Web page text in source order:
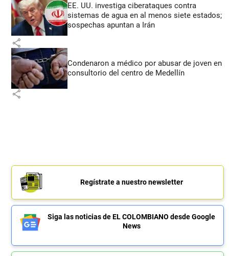
EE. UU. investiga ciberataques contra
sistemas de agua en al menos siete estados;
sospechas apuntan a Irán
share
Condenaron a médico por abusar de joven en
consultorio del centro de Medellín
share
Regístrate a nuestro newsletter
Siga las noticias de EL COLOMBIANO desde Google
News